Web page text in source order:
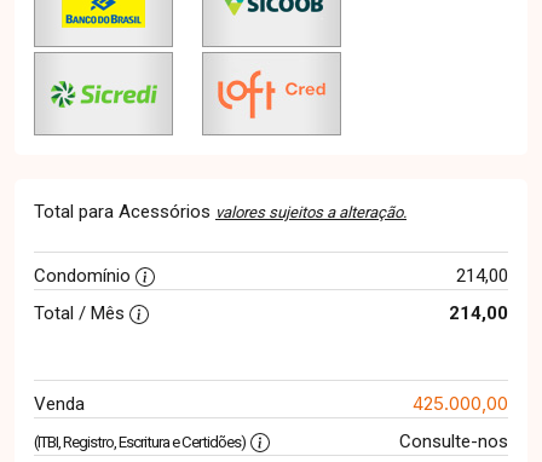
Total para Acessórios valores sujeitos a alteração.
Condomínio
214,00
Total / Mês
214,00
Venda 425.000,00
(ITBI, Registro, Escritura e Certidões)
Consulte-nos